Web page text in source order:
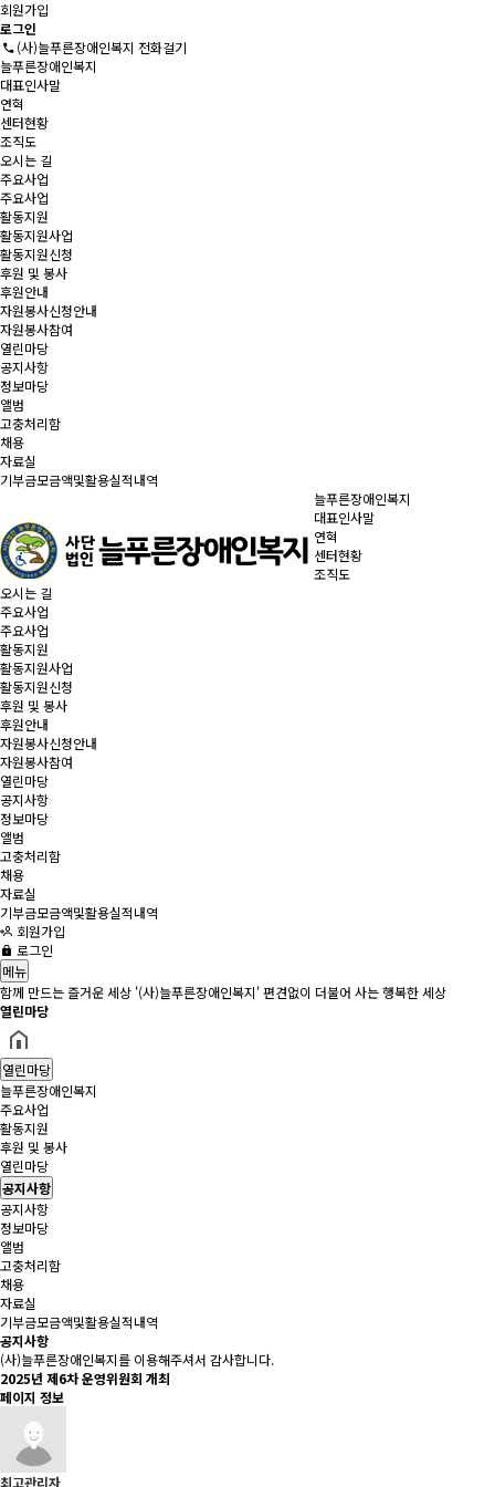
회원가입
로그인
(사)늘푸른장애인복지 전화걸기
늘푸른장애인복지
대표인사말
연혁
센터현황
조직도
오시는 길
주요사업
주요사업
활동지원
활동지원사업
활동지원신청
후원 및 봉사
후원안내
자원봉사신청안내
자원봉사참여
열린마당
공지사항
정보마당
앨범
고충처리함
채용
자료실
기부금모금액및활용실적내역
늘푸른장애인복지
대표인사말
연혁
센터현황
조직도
오시는 길
주요사업
주요사업
활동지원
활동지원사업
활동지원신청
후원 및 봉사
후원안내
자원봉사신청안내
자원봉사참여
열린마당
공지사항
정보마당
앨범
고충처리함
채용
자료실
기부금모금액및활용실적내역
회원가입
로그인
메뉴
함께 만드는 즐거운 세상 '(사)늘푸른장애인복지' 편견없이 더불어 사는 행복한 세상
열린마당
열린마당
늘푸른장애인복지
주요사업
활동지원
후원 및 봉사
열린마당
공지사항
공지사항
정보마당
앨범
고충처리함
채용
자료실
기부금모금액및활용실적내역
공지사항
(사)늘푸른장애인복지를 이용해주셔서 감사합니다.
2025년 제6차 운영위원회 개최
페이지 정보
최고관리자